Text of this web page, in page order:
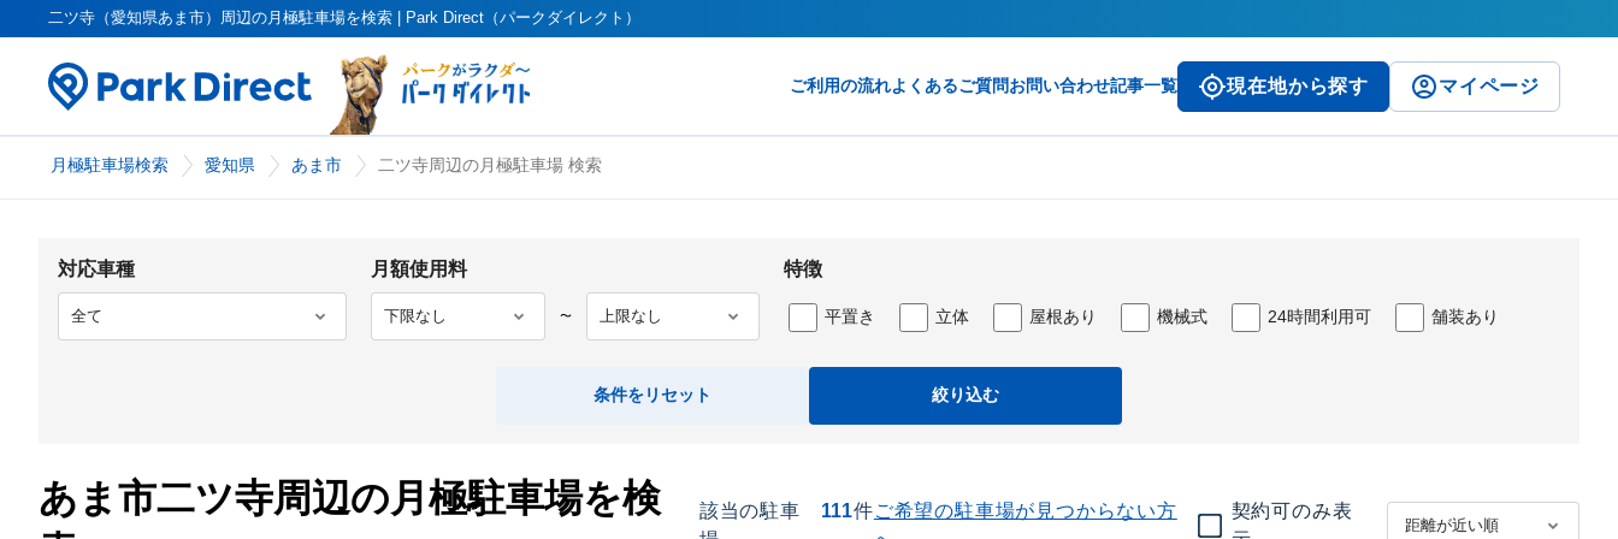
二ツ寺（愛知県あま市）周辺の月極駐車場を検索 | Park Direct（パークダイレクト）
ご利用の流れよくあるご質問お問い合わせ記事一覧 現在地から探す マイページ
月極駐車場検索 愛知県 あま市 二ツ寺周辺の月極駐車場 検索
対応車種 月額使用料
〜
特徴
平置き 立体 屋根あり 機械式 24時間利用可 舗装あり
条件をリセット 絞り込む
あま市二ツ寺周辺の月極駐車場を検
該当の駐車
111件ご希望の駐車場が見つからない方
契約可のみ表